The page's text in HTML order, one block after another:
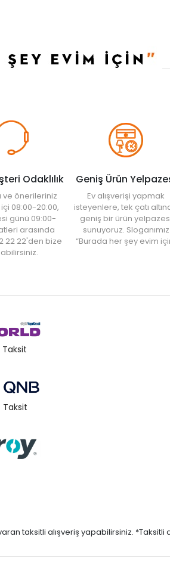
Odaklılık
ve önerileriniz
08:00-20:00,
günü 09:00-
arasında
22 22'den bize
Geniş Ürün
Ev alışverişi yapmak
isteyenlere, tek çatı
geniş bir ürün
sunuyoruz. Sloganımız
“Burada her şey evim
Taksit
Taksit
taksitli alışveriş yapabilirsiniz. *Taksitli